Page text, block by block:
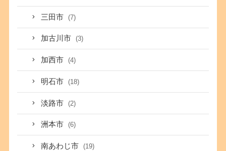
三田市 (7)
加古川市 (3)
加西市 (4)
明石市 (18)
淡路市 (2)
洲本市 (6)
南あわじ市 (19)